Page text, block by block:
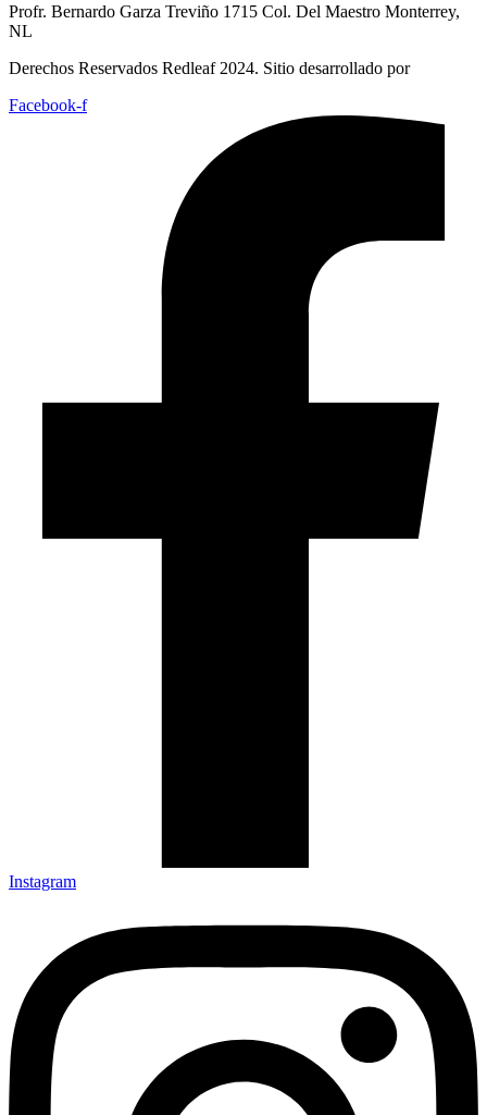
Profr. Bernardo Garza Treviño 1715 Col. Del Maestro Monterrey,
NL
Derechos Reservados Redleaf 2024. Sitio desarrollado por
Facebook-f
Instagram